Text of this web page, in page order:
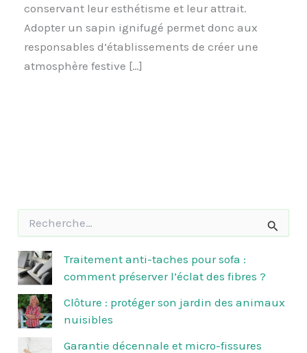
conservant leur esthétisme et leur attrait.
Adopter un sapin ignifugé permet donc aux
responsables d’établissements de créer une
atmosphère festive […]
h
e
r
c
h
e
Traitement anti-taches pour sofa :
comment préserver l’éclat des fibres ?
Clôture : protéger son jardin des animaux
nuisibles
Garantie décennale et micro-fissures